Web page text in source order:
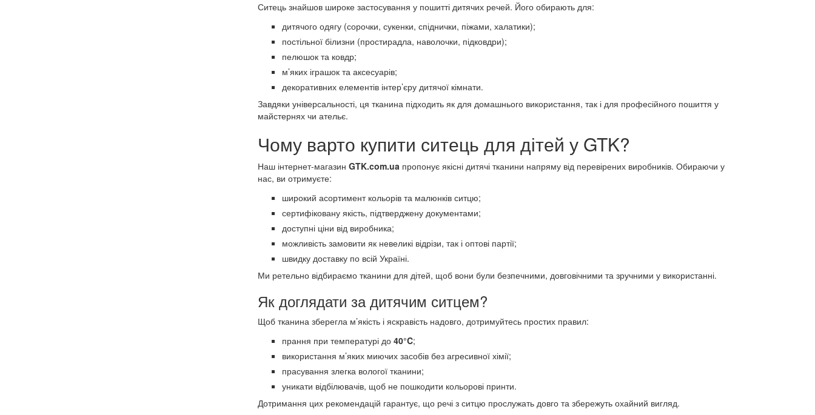
Ситець знайшов широке застосування у пошитті дитячих речей. Його обирають для:
дитячого одягу (сорочки, сукенки, спіднички, піжами, халатики);
постільної білизни (простирадла, наволочки, підковдри);
пелюшок та ковдр;
м’яких іграшок та аксесуарів;
декоративних елементів інтер’єру дитячої кімнати.
Завдяки універсальності, ця тканина підходить як для домашнього використання, так і для професійного пошиття у
майстернях чи ательє.
Чому варто купити ситець для дітей у GTK?
Наш інтернет-магазин GTK.com.uaпропонує якісні дитячі тканини напряму від перевірених виробників. Обираючи у
нас, ви отримуєте:
широкий асортимент кольорів та малюнків ситцю;
сертифіковану якість, підтверджену документами;
доступні ціни від виробника;
можливість замовити як невеликі відрізи, так і оптові партії;
швидку доставку по всій Україні.
Ми ретельно відбираємо тканини для дітей, щоб вони були безпечними, довговічними та зручними у використанні.
Як доглядати за дитячим ситцем?
Щоб тканина зберегла м’якість і яскравість надовго, дотримуйтесь простих правил:
прання при температурі до 40°C;
використання м’яких миючих засобів без агресивної хімії;
прасування злегка вологої тканини;
уникати відбілювачів, щоб не пошкодити кольорові принти.
Дотримання цих рекомендацій гарантує, що речі з ситцю прослужать довго та збережуть охайний вигляд.